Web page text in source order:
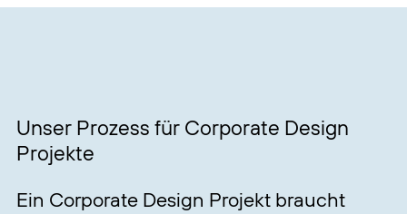
Unser Prozess für Corporate Design
Projekte
Ein Corporate Design Projekt braucht